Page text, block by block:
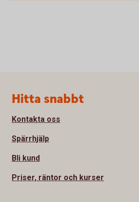
Sidfot
Hitta snabbt
Kontakta oss
Spärrhjälp
Bli kund
Priser, räntor och kurser